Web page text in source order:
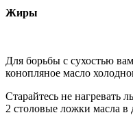
Жиры
Для борьбы с сухостью
конопляное масло
Старайтесь не нагревать
2 столовые ложки масла в